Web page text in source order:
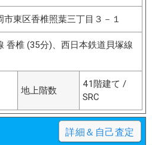
市東区香椎照葉三丁目３－１
香椎 (35分)、西日本鉄道貝塚線
地上階数
41階建て /
SRC
詳細＆自己査定